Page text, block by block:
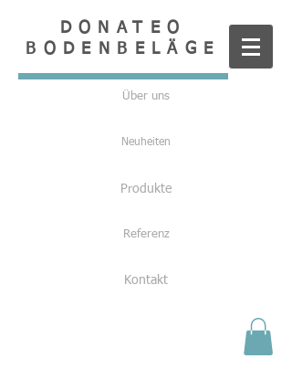
DONATEO
BODENBELÄGE
Über uns
Neuheiten
Produkte
Referenz
Kontakt